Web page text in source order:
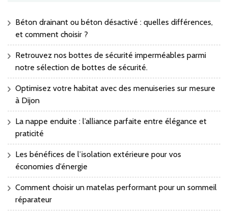
Béton drainant ou béton désactivé : quelles différences,
et comment choisir ?
Retrouvez nos bottes de sécurité imperméables parmi
notre sélection de bottes de sécurité.
Optimisez votre habitat avec des menuiseries sur mesure
à Dijon
La nappe enduite : l’alliance parfaite entre élégance et
praticité
Les bénéfices de l’isolation extérieure pour vos
économies d’énergie
Comment choisir un matelas performant pour un sommeil
réparateur